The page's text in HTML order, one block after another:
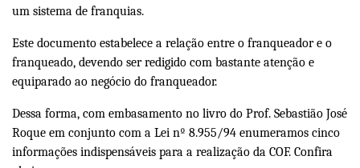
um sistema de franquias.
Este documento estabelece a relação entre o franqueador e o
franqueado, devendo ser redigido com bastante atenção e
equiparado ao negócio do franqueador.
Dessa forma, com embasamento no livro do Prof. Sebastião José
Roque em conjunto com a Lei nº 8.955/94 enumeramos cinco
informações indispensáveis para a realização da COF. Confira